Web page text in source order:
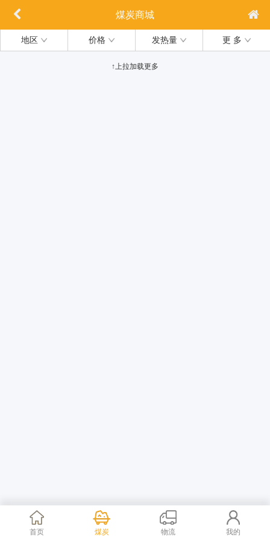
煤炭商城
地区 价格 发热量 更 多
↑上拉加载更多
首页 煤炭 物流 我的